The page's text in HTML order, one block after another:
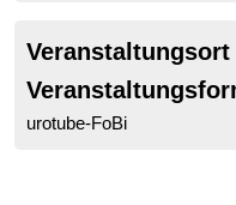
Veranstaltungsort
urotube-FoBi